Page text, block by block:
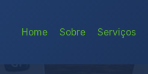
Home Sobre Serviços